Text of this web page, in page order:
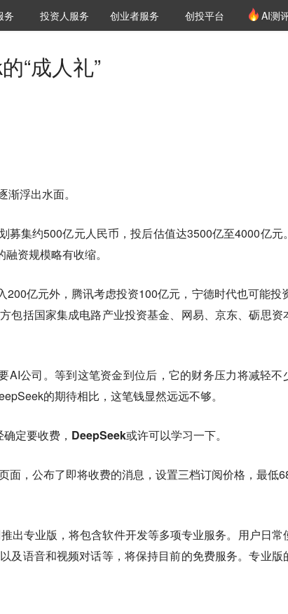
窗
务 VClub投资机构库
投资机构职位推介
投资人服务 创投氪堂
创业者服务 创投平台 AI测
“成人礼”
浮出水面。
募集约500亿元人民币，投后估值达3500亿至4000亿元
资规模略有收缩。
亿元外，腾讯考虑投资100亿元，宁德时代也可能投
包括国家集成电路产业投资基金、网易、京东、砺思资
AI公司。等到这笔资金到位后，它的财务压力将减轻不
的期待相比，这笔钱显然远远不够。
定要收费，DeepSeek或许可以学习一下。
面，公布了即将收费的消息，设置三档订阅价格，最低
出专业版，将包含软件开发等多项专业服务。用户日常
及语音和视频对话等，将保持目前的免费服务。专业版